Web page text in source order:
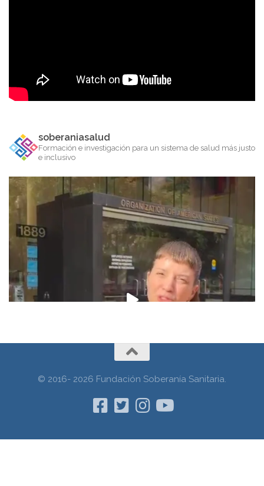
soberaniasalud
Formación e investigación para un sistema de salud más justo
e inclusivo
© 2016- 2026 Fundación Soberanía Sanitaria.